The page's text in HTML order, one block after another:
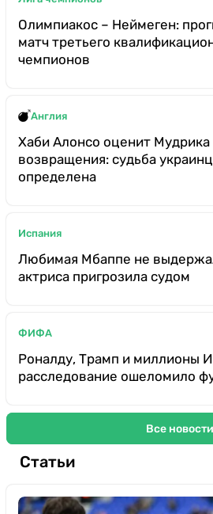
Олимпиакос – Неймеген:
матч третьего
чемпионов
Англия
Хаби Алонсо оценит Мудрика
возвращения: судьба
определена
Испания
Любимая Мбаппе не
актриса пригрозила судом
ФИФА
Роналду, Трамп и миллионы
расследование ошеломило
Все новости
Статьи